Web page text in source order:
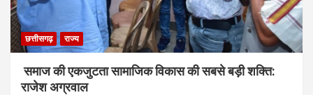
छत्तीसगढ़ राज्य
समाज की एकजुटता सामाजिक विकास की सबसे बड़ी शक्ति:
राजेश अग्रवाल